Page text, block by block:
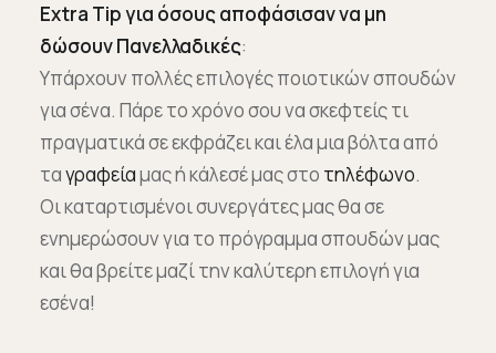
Extra Tipγια όσους αποφάσισαν να μη
δώσουν Πανελλαδικές:
Υπάρχουν πολλές επιλογές ποιοτικών σπουδών
για σένα. Πάρε το χρόνο σου να σκεφτείς τι
πραγματικά σε εκφράζει και έλα μια βόλτα από
ταγραφείαμας ή κάλεσέ μας στο τηλέφωνο.
Οι καταρτισμένοι συνεργάτες μας θα σε
ενημερώσουν για το πρόγραμμα σπουδών μας
και θα βρείτε μαζί την καλύτερη επιλογή για
εσένα!